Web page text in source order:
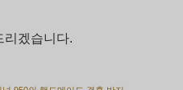
리겠습니다.